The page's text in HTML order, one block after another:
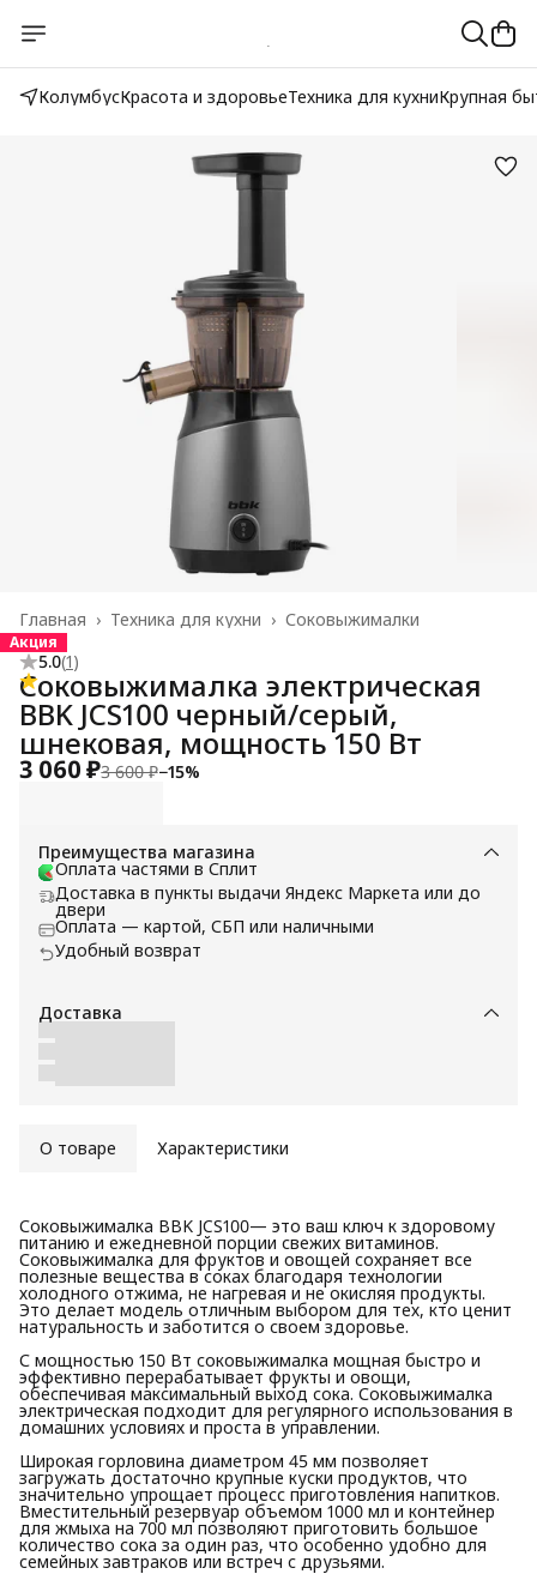
КолумбусКрасота и здоровьеТехника для кухниКрупная
Соковыжималки
Техника для кухни ›
Главная ›
Акция
5.0(1)
Соковыжималка электрическая
BBK JCS100 черный/серый,
шнековая, мощность 150 Вт
3 060 ₽3 600 ₽−15%
Преимущества магазина
Оплата частями в Сплит
Доставка в пункты выдачи Яндекс Маркета или до
двери
Оплата — картой, СБП или наличными
Удобный возврат
Доставка
О товаре Характеристики
Соковыжималка BBK JCS100— это ваш ключ к здоровому
питанию и ежедневной порции свежих витаминов.
Соковыжималка для фруктов и овощей сохраняет все
полезные вещества в соках благодаря технологии
холодного отжима, не нагревая и не окисляя продукты.
Это делает модель отличным выбором для тех, кто ценит
натуральность и заботится о своем здоровье.
С мощностью 150 Вт соковыжималка мощная быстро и
эффективно перерабатывает фрукты и овощи,
обеспечивая максимальный выход сока. Соковыжималка
электрическая подходит для регулярного использования в
домашних условиях и проста в управлении.
Широкая горловина диаметром 45 мм позволяет
загружать достаточно крупные куски продуктов, что
значительно упрощает процесс приготовления напитков.
Вместительный резервуар объемом 1000 мл и контейнер
для жмыха на 700 мл позволяют приготовить большое
количество сока за один раз, что особенно удобно для
семейных завтраков или встреч с друзьями.